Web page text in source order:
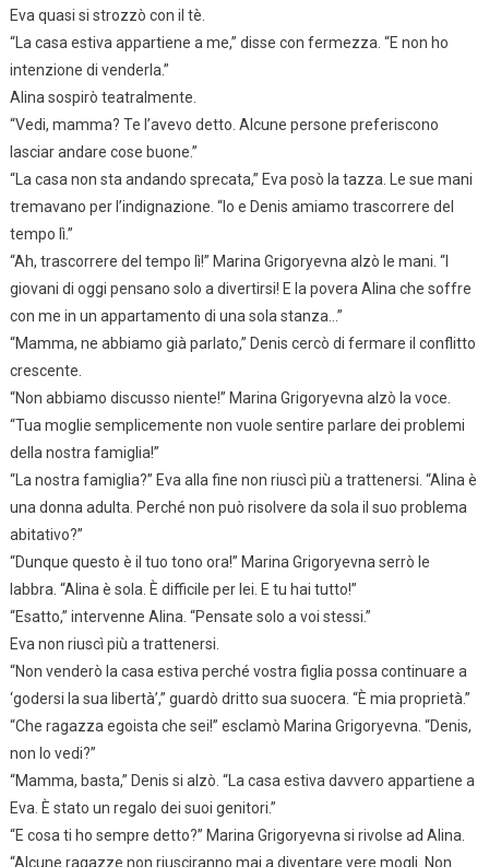
Eva quasi si strozzò con il tè.
“La casa estiva appartiene a me,” disse con fermezza. “E non ho
intenzione di venderla.”
Alina sospirò teatralmente.
“Vedi, mamma? Te l’avevo detto. Alcune persone preferiscono
lasciar andare cose buone.”
“La casa non sta andando sprecata,” Eva posò la tazza. Le sue mani
tremavano per l’indignazione. “Io e Denis amiamo trascorrere del
tempo lì.”
“Ah, trascorrere del tempo lì!” Marina Grigoryevna alzò le mani. “I
giovani di oggi pensano solo a divertirsi! E la povera Alina che soffre
con me in un appartamento di una sola stanza…”
“Mamma, ne abbiamo già parlato,” Denis cercò di fermare il conflitto
crescente.
“Non abbiamo discusso niente!” Marina Grigoryevna alzò la voce.
“Tua moglie semplicemente non vuole sentire parlare dei problemi
della nostra famiglia!”
“La nostra famiglia?” Eva alla fine non riuscì più a trattenersi. “Alina è
una donna adulta. Perché non può risolvere da sola il suo problema
abitativo?”
“Dunque questo è il tuo tono ora!” Marina Grigoryevna serrò le
labbra. “Alina è sola. È difficile per lei. E tu hai tutto!”
“Esatto,” intervenne Alina. “Pensate solo a voi stessi.”
Eva non riuscì più a trattenersi.
“Non venderò la casa estiva perché vostra figlia possa continuare a
‘godersi la sua libertà’,” guardò dritto sua suocera. “È mia proprietà.”
“Che ragazza egoista che sei!” esclamò Marina Grigoryevna. “Denis,
non lo vedi?”
“Mamma, basta,” Denis si alzò. “La casa estiva davvero appartiene a
Eva. È stato un regalo dei suoi genitori.”
“E cosa ti ho sempre detto?” Marina Grigoryevna si rivolse ad Alina.
“Alcune ragazze non riusciranno mai a diventare vere mogli. Non